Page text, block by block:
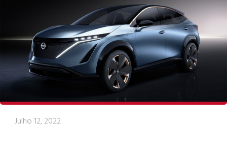
Julho 12, 2022